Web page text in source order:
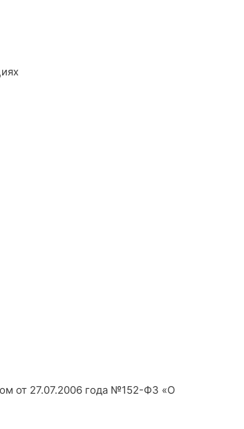
от 27.07.2006 года №152-Ф3 «О